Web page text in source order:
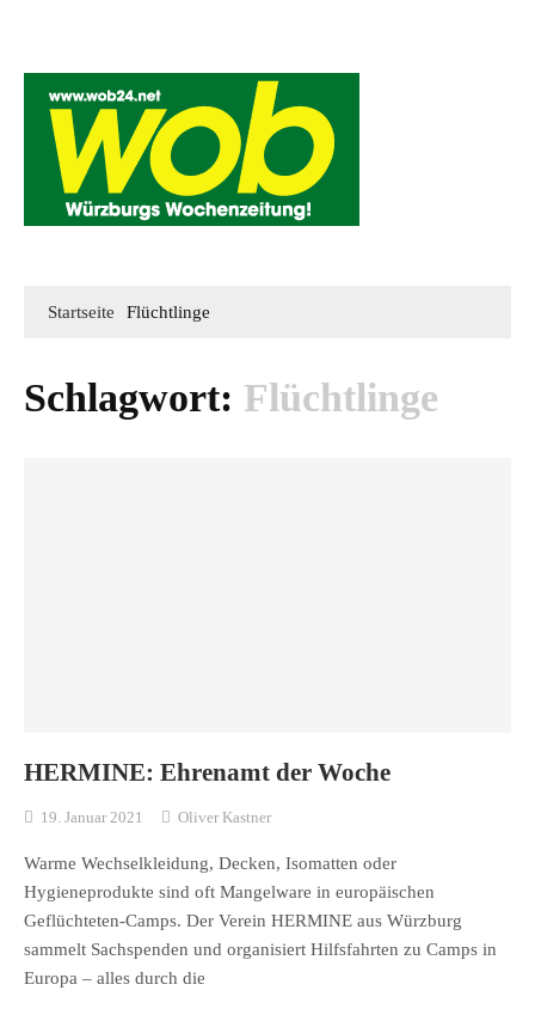
Startseite Flüchtlinge
Schlagwort: Flüchtlinge
HERMINE: Ehrenamt der Woche
19. Januar 2021 Oliver Kastner
Warme Wechselkleidung, Decken, Isomatten oder
Hygieneprodukte sind oft Mangelware in europäischen
Geflüchteten-Camps. Der Verein HERMINE aus Würzburg
sammelt Sachspenden und organisiert Hilfsfahrten zu Camps in
Europa – alles durch die